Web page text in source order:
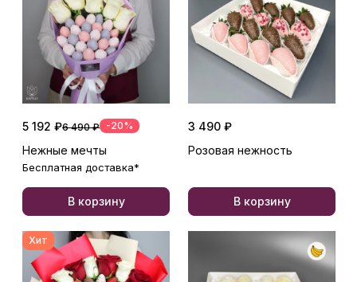
5 192 ₽6 490 ₽ -20%
Нежные мечты
Бесплатная доставка*
В корзину
3 490 ₽
Розовая нежность
В корзину
Хит